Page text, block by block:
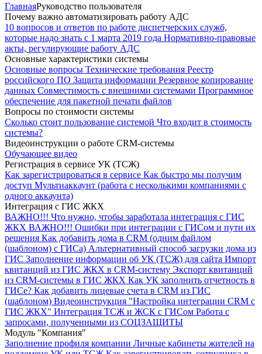
ГлавнаяРуководство пользователя
Почему важно автоматизировать работу АДС
10 вопросов и ответов по работе диспетчерских служб,
которые надо знать с 1 марта 2019 года Нормативно-правовые
акты, регулирующие работу АДС
Основные характеристики системы
Основные вопросы Технические требования Реестр
российского ПО Защита информации Резервное копирование
данных Совместимость с внешними системами Программное
обеспечение для пакетной печати файлов
Вопросы по стоимости системы
Сколько стоит пользование системой Что входит в стоимость
системы?
Видеоинструкции о работе CRM-сиcтемы
Обучающее видео
Регистрация в сервисе УК (ТСЖ)
Как зарегистрироваться в сервисе Как быстро мы получим
доступ Мультиаккаунт (работа с несколькими компаниями с
одного аккаунта)
Интеграция с ГИС ЖКХ
ВАЖНО!!! Что нужно, чтобы заработала интеграция с ГИС
ЖКХ ВАЖНО!!! Ошибки при интеграции с ГИСом и пути их
решения Как добавить дома в CRM (одним файлом
(шаблоном) с ГИСа) Альтернативный способ загрузки дома из
ГИС Заполнение информации об УК (ТСЖ) для сайта Импорт
квитанций из ГИС ЖКХ в CRM-систему Экспорт квитанций
из CRM-системы в ГИС ЖКХ Как УК заполнить отчетность в
ГИСе? Как добавить лицевые счета в CRM из ГИС
(шаблоном) Видеоинструкция "Настройка интеграции CRM с
ГИС ЖКХ" Интеграция ТСЖ и ЖСК с ГИСом Работа с
запросами, полученными из СОЦЗАЩИТЫ
Модуль "Компания"
Заполнение профиля компании Личные кабинеты жителей на